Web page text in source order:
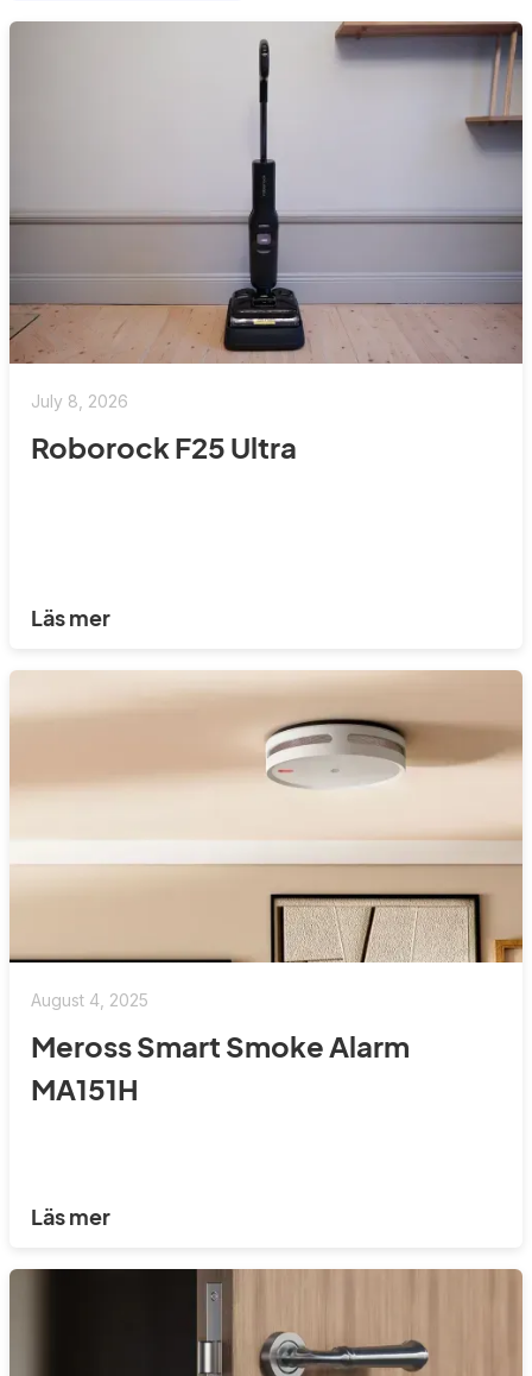
July 8, 2026
Roborock F25 Ultra
Läs mer
August 4, 2025
Meross Smart Smoke Alarm
MA151H
Läs mer